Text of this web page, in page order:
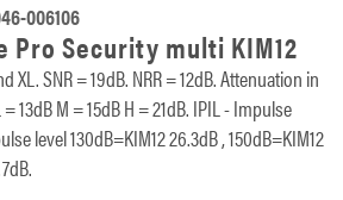
006106
Pro Security multi KIM12
XL. SNR = 19dB. NRR = 12dB. Attenuation in
13dB M = 15dB H = 21dB. IPIL - Impulse
level 130dB=KIM12 26.3dB , 150dB=KIM12